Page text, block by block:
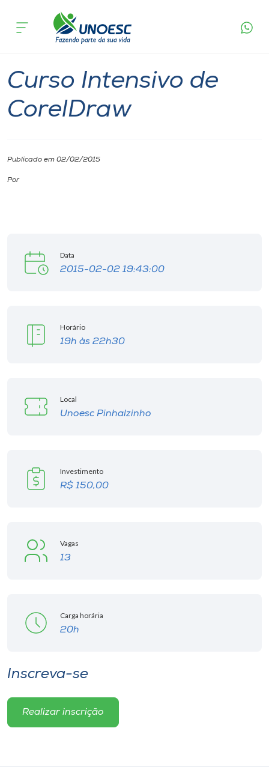
Cursos
Pesquisa
Internacionalização
Diplomados
CPA
Editora
Museu
A-
Curso Intensivo de
CorelDraw
Publicado em 02/02/2015
Por
Data
2015-02-02 19:43:00
Horário
19h às 22h30
Local
Unoesc Pinhalzinho
Investimento
R$ 150,00
Vagas
13
Carga horária
20h
Inscreva-se
Realizar inscrição